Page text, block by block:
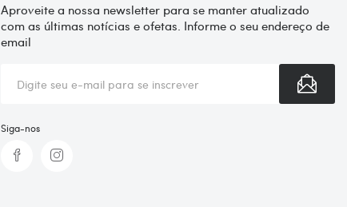
Aproveite a nossa newsletter para se manter atualizado
com as últimas notícias e ofetas. Informe o seu endereço de
email
Siga-nos